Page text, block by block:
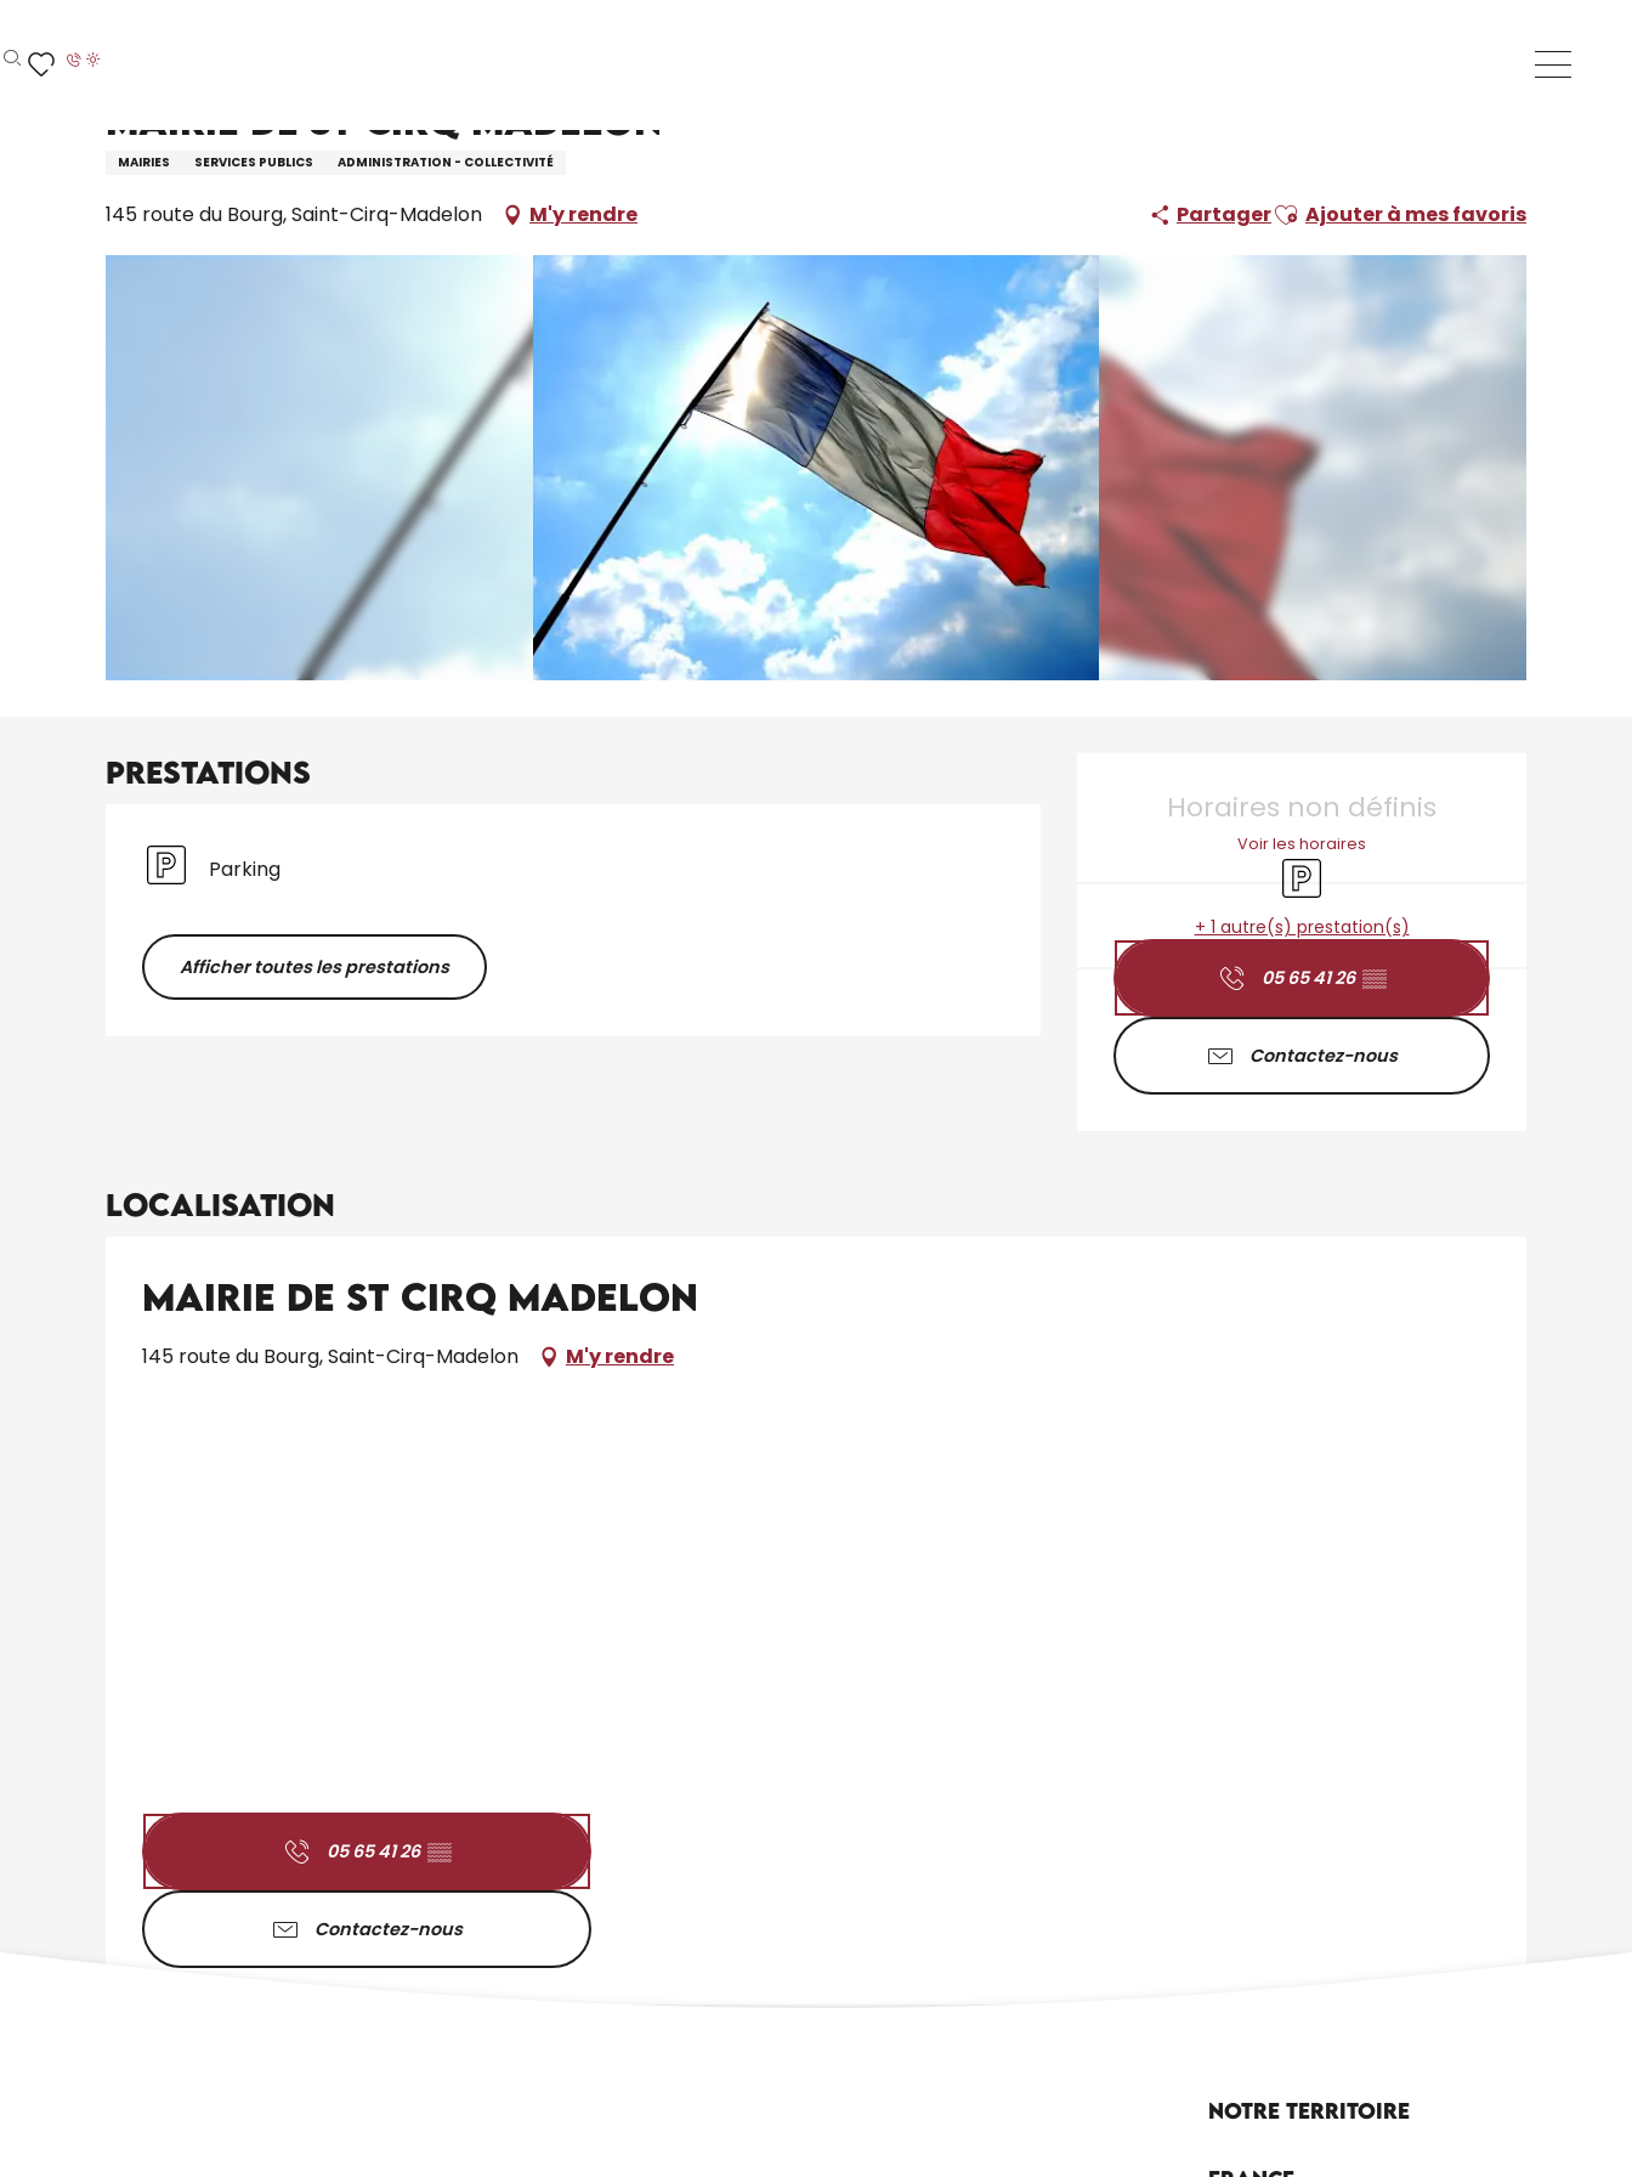
au
contenu
Recherche
Mairie de St Cirq Madelon
MAIRIES SERVICES PUBLICS ADMINISTRATION - COLLECTIVITÉ
145 route du Bourg, Saint-Cirq-Madelon M'y rendre PartagerAjouter aux favoris
Ajouter à mes favoris
Ouverture et
Horaires non définis
Voir les horaires
Parking
+ 1 autre(s) prestation(s)
05 65 41 26 ▒▒
Contactez-nous
Prestations
Parking
Afficher toutes les prestations
Localisation
Mairie de St Cirq Madelon
145 route du Bourg, Saint-Cirq-Madelon M'y rendre
05 65 41 26 ▒▒
Contactez-nous
Notre territoire